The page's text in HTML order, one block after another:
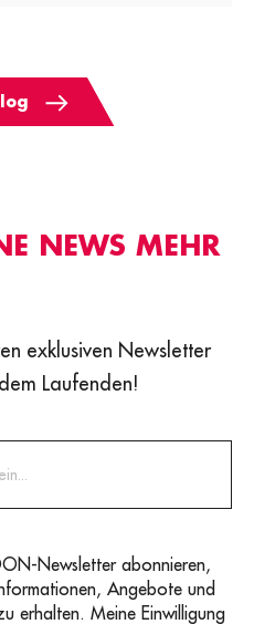
NEWS MEHR
exklusiven Newsletter
Laufenden!
Newsletter abonnieren,
Angebote und
erhalten. Meine Einwilligung